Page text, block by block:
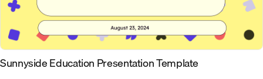
Sunnyside Education Presentation Template